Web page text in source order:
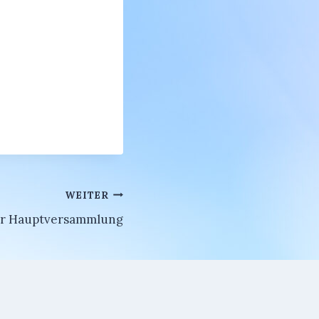
WEITER
Hauptversammlung